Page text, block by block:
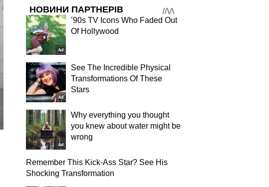
НОВИНИ ПАРТНЕРІВ
’90s TV Icons Who Faded Out
Of Hollywood
See The Incredible Physical
Transformations Of These
Stars
Why everything you thought
you knew about water might be
wrong
Remember This Kick-Ass Star? See His
Shocking Transformation